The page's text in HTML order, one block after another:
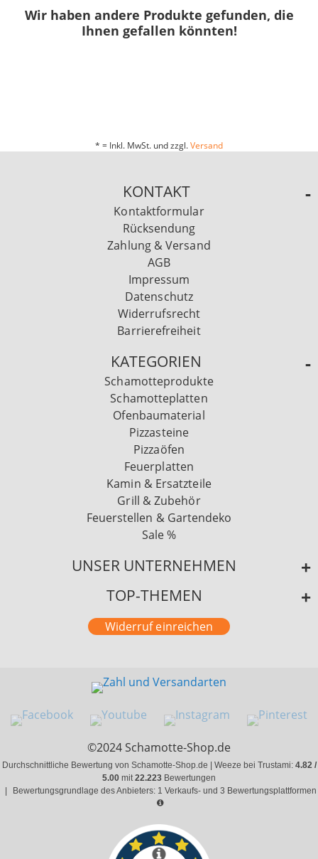
Wir haben andere Produkte gefunden, die
Ihnen gefallen könnten!
* = Inkl. MwSt. und zzgl.Versand
KONTAKT
Kontaktformular
Rücksendung
Zahlung & Versand
AGB
Impressum
Datenschutz
Widerrufsrecht
Barrierefreiheit
KATEGORIEN
Schamotteprodukte
Schamotteplatten
Ofenbaumaterial
Pizzasteine
Pizzaöfen
Feuerplatten
Kamin & Ersatzteile
Grill & Zubehör
Feuerstellen & Gartendeko
Sale %
UNSER UNTERNEHMEN
TOP-THEMEN
Widerruf einreichen
©2024 Schamotte-Shop.de
Durchschnittliche Bewertung von Schamotte-Shop.de | Weeze bei Trustami: 4.82 /
5.00 mit22.223 Bewertungen
Bewertungsgrundlage des Anbieters: 1 Verkaufs- und 3 Bewertungsplattformen